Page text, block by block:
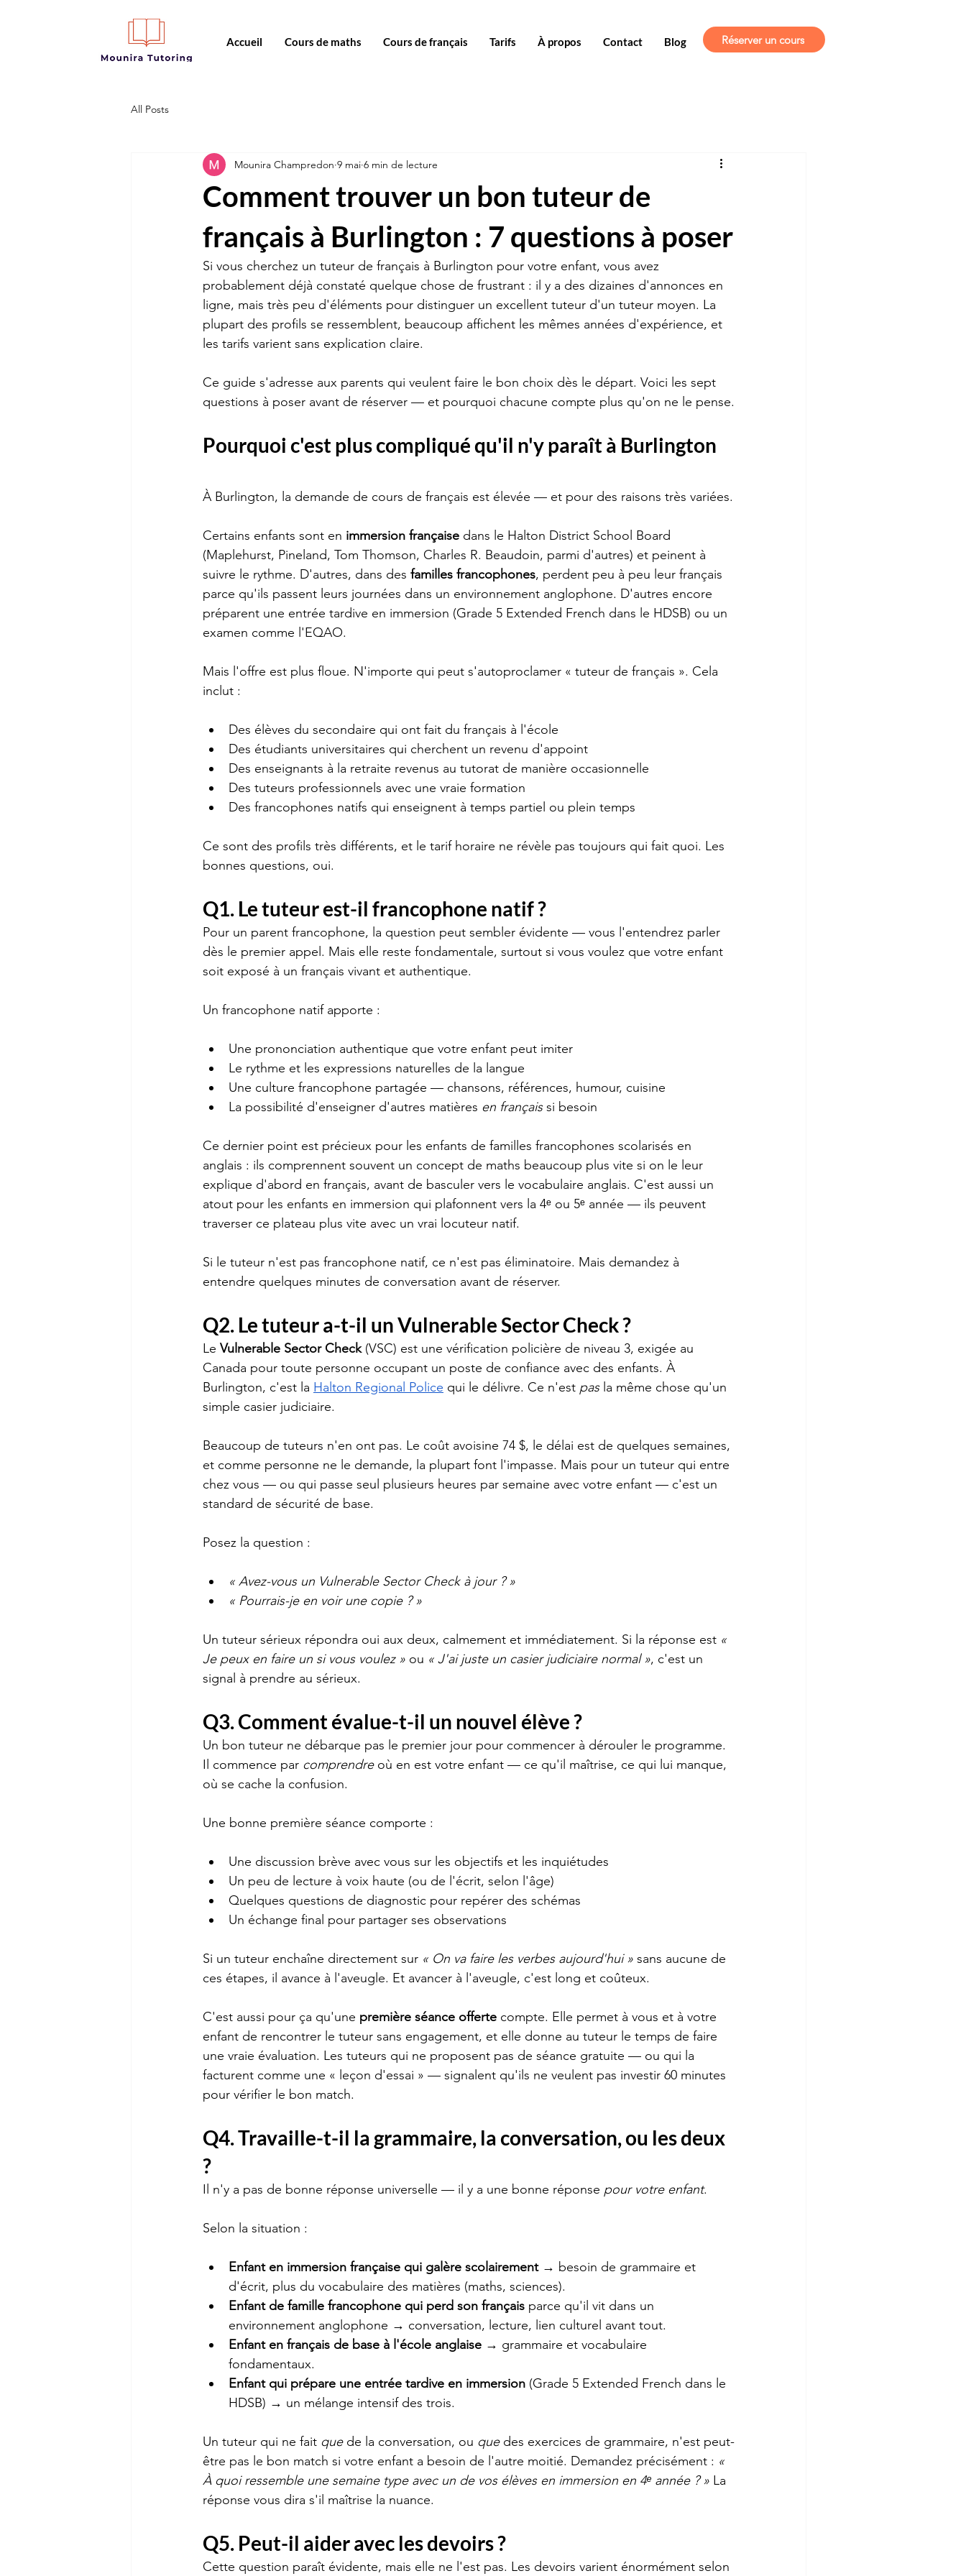
Accueil Cours de maths Cours de français Tarifs À propos Contact Blog Réserver un cours
All Posts
Comment trouver un bon tuteur de
français à Burlington : 7 questions à poser
Mounira Champredon 9 mai 6 min de lecture
Si vous cherchez un tuteur de français à Burlington pour votre enfant, vous avez
probablement déjà constaté quelque chose de frustrant : il y a des dizaines d'annonces en
ligne, mais très peu d'éléments pour distinguer un excellent tuteur d'un tuteur moyen. La
plupart des profils se ressemblent, beaucoup affichent les mêmes années d'expérience, et
les tarifs varient sans explication claire.
Ce guide s'adresse aux parents qui veulent faire le bon choix dès le départ. Voici les sept
questions à poser avant de réserver — et pourquoi chacune compte plus qu'on ne le pense.
Pourquoi c'est plus compliqué qu'il n'y paraît à Burlington
À Burlington, la demande de cours de français est élevée — et pour des raisons très variées.
Certains enfants sont en immersion française dans le Halton District School Board
(Maplehurst, Pineland, Tom Thomson, Charles R. Beaudoin, parmi d'autres) et peinent à
suivre le rythme. D'autres, dans des familles francophones, perdent peu à peu leur français
parce qu'ils passent leurs journées dans un environnement anglophone. D'autres encore
préparent une entrée tardive en immersion (Grade 5 Extended French dans le HDSB) ou un
examen comme l'EQAO.
Mais l'offre est plus floue. N'importe qui peut s'autoproclamer « tuteur de français ». Cela
inclut :
Des élèves du secondaire qui ont fait du français à l'école
Des étudiants universitaires qui cherchent un revenu d'appoint
Des enseignants à la retraite revenus au tutorat de manière occasionnelle
Des tuteurs professionnels avec une vraie formation
Des francophones natifs qui enseignent à temps partiel ou plein temps
Ce sont des profils très différents, et le tarif horaire ne révèle pas toujours qui fait quoi. Les
bonnes questions, oui.
Q1. Le tuteur est-il francophone natif ?
Pour un parent francophone, la question peut sembler évidente — vous l'entendrez parler
dès le premier appel. Mais elle reste fondamentale, surtout si vous voulez que votre enfant
soit exposé à un français vivant et authentique.
Un francophone natif apporte :
Une prononciation authentique que votre enfant peut imiter
Le rythme et les expressions naturelles de la langue
Une culture francophone partagée — chansons, références, humour, cuisine
La possibilité d'enseigner d'autres matières en français si besoin
Ce dernier point est précieux pour les enfants de familles francophones scolarisés en
anglais : ils comprennent souvent un concept de maths beaucoup plus vite si on le leur
explique d'abord en français, avant de basculer vers le vocabulaire anglais. C'est aussi un
atout pour les enfants en immersion qui plafonnent vers la 4ᵉ ou 5ᵉ année — ils peuvent
traverser ce plateau plus vite avec un vrai locuteur natif.
Si le tuteur n'est pas francophone natif, ce n'est pas éliminatoire. Mais demandez à
entendre quelques minutes de conversation avant de réserver.
Q2. Le tuteur a-t-il un Vulnerable Sector Check ?
Le Vulnerable Sector Check (VSC) est une vérification policière de niveau 3, exigée au
Canada pour toute personne occupant un poste de confiance avec des enfants. À
Burlington, c'est la Halton Regional Police qui le délivre. Ce n'est pas la même chose qu'un
simple casier judiciaire.
Beaucoup de tuteurs n'en ont pas. Le coût avoisine 74 $, le délai est de quelques semaines,
et comme personne ne le demande, la plupart font l'impasse. Mais pour un tuteur qui entre
chez vous — ou qui passe seul plusieurs heures par semaine avec votre enfant — c'est un
standard de sécurité de base.
Posez la question :
« Avez-vous un Vulnerable Sector Check à jour ? »
« Pourrais-je en voir une copie ? »
Un tuteur sérieux répondra oui aux deux, calmement et immédiatement. Si la réponse est «
Je peux en faire un si vous voulez » ou « J'ai juste un casier judiciaire normal », c'est un
signal à prendre au sérieux.
Q3. Comment évalue-t-il un nouvel élève ?
Un bon tuteur ne débarque pas le premier jour pour commencer à dérouler le programme.
Il commence par comprendre où en est votre enfant — ce qu'il maîtrise, ce qui lui manque,
où se cache la confusion.
Une bonne première séance comporte :
Une discussion brève avec vous sur les objectifs et les inquiétudes
Un peu de lecture à voix haute (ou de l'écrit, selon l'âge)
Quelques questions de diagnostic pour repérer des schémas
Un échange final pour partager ses observations
Si un tuteur enchaîne directement sur « On va faire les verbes aujourd'hui » sans aucune de
ces étapes, il avance à l'aveugle. Et avancer à l'aveugle, c'est long et coûteux.
C'est aussi pour ça qu'une première séance offerte compte. Elle permet à vous et à votre
enfant de rencontrer le tuteur sans engagement, et elle donne au tuteur le temps de faire
une vraie évaluation. Les tuteurs qui ne proposent pas de séance gratuite — ou qui la
facturent comme une « leçon d'essai » — signalent qu'ils ne veulent pas investir 60 minutes
pour vérifier le bon match.
Q4. Travaille-t-il la grammaire, la conversation, ou les deux
?
Il n'y a pas de bonne réponse universelle — il y a une bonne réponse pour votre enfant.
Selon la situation :
Enfant en immersion française qui galère scolairement → besoin de grammaire et
d'écrit, plus du vocabulaire des matières (maths, sciences).
Enfant de famille francophone qui perd son français parce qu'il vit dans un
environnement anglophone → conversation, lecture, lien culturel avant tout.
Enfant en français de base à l'école anglaise → grammaire et vocabulaire
fondamentaux.
Enfant qui prépare une entrée tardive en immersion (Grade 5 Extended French dans le
HDSB) → un mélange intensif des trois.
Un tuteur qui ne fait que de la conversation, ou que des exercices de grammaire, n'est peut-
être pas le bon match si votre enfant a besoin de l'autre moitié. Demandez précisément : «
À quoi ressemble une semaine type avec un de vos élèves en immersion en 4ᵉ année ? » La
réponse vous dira s'il maîtrise la nuance.
Q5. Peut-il aider avec les devoirs ?
Cette question paraît évidente, mais elle ne l'est pas. Les devoirs varient énormément selon